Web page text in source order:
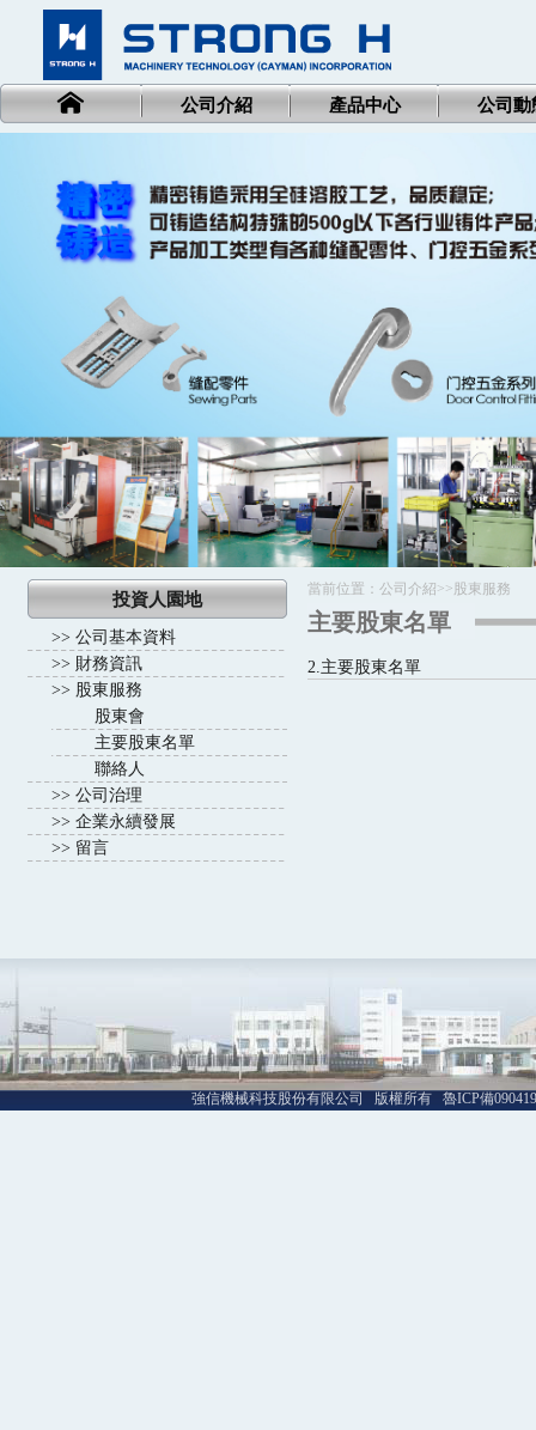
公司介紹 產品中心 公司動
投資人園地
>> 公司基本資料
>> 財務資訊
>> 股東服務
股東會
主要股東名單
聯絡人
>> 公司治理
>> 企業永續發展
>> 留言
當前位置： 公司介紹>> 股東服務
主要股東名單
2.主要股東名單
強信機械科技股份有限公司 版權所有 魯ICP備